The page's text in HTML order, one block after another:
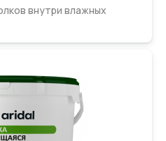
внутри влажных